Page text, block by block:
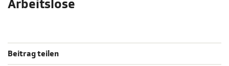
Arbeitslose
Beitrag teilen